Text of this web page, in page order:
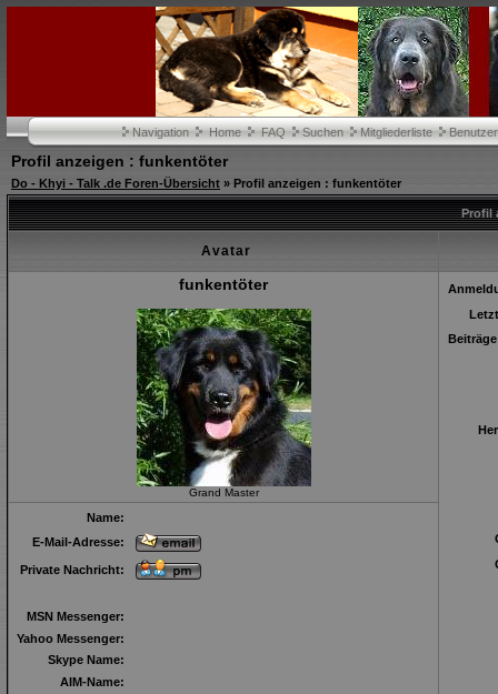
Navigation Home FAQ Suchen Mitgliederliste
Profil anzeigen : funkentöter
Do - Khyi - Talk .de Foren-Übersicht » Profil anzeigen : funkentöter
Profil
Avatar
funkentöter
Grand Master
Name:
E-Mail-Adresse:
Private Nachricht:
MSN Messenger:
Yahoo Messenger:
Skype Name:
AIM-Name: